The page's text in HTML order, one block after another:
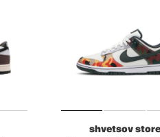
shvetsov store